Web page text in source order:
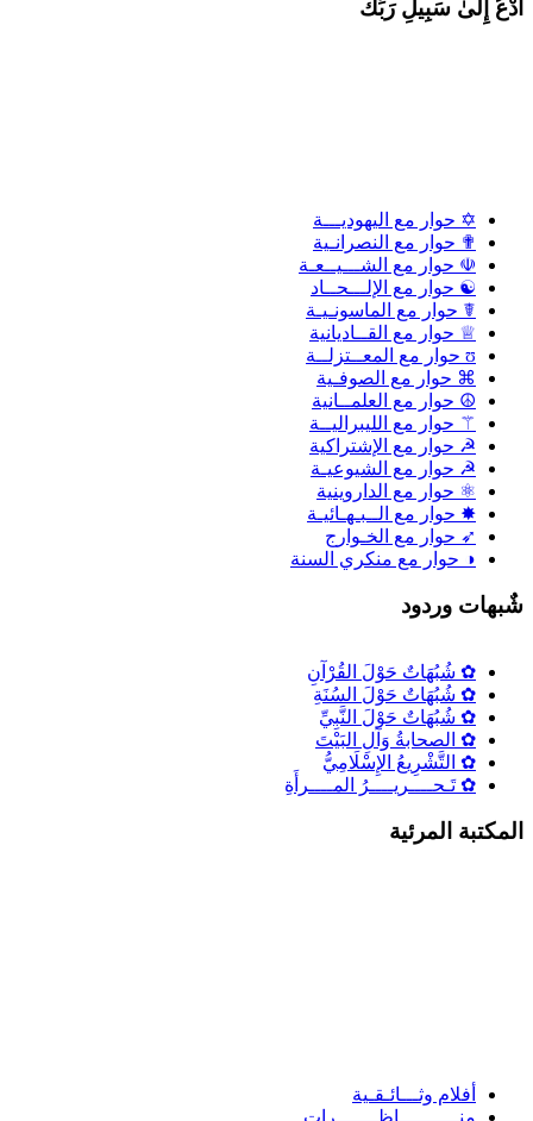
إِلَىٰ سَبِيلِ رَبِّكَ
✡ حوار مع اليهوديـــة
✟ حوار مع النصرانـية
☫ حوار مع الشـــيــعـة
☯ حوار مع الإلـــحــاد
☤ حوار مع الماسونـيـة
♕ حوار مع القــاديانية
ʊ حوار مع المعــتزلــة
⌘ حوار مع الصوفـية
☮ حوار مع العلمــانية
⚚ حوار مع الليبراليــة
☭ حوار مع الإشتراكية
☭ حوار مع الشيوعيـة
⚛ حوار مع الداروينية
✸ حوار مع الــبـهـائيـة
➶ حوار مع الخـوارج
◑ حوار مع منكري السنة
وردود
✿ شُبُهَاتٌ حَوْلَ القُرْآنِ
✿ شُبُهَاتٌ حَوْلَ السُنَةِ
✿ شُبُهَاتٌ حَوْلَ النَّبِيِّ
✿ الصحابةُ وَآلِ البَيْتَ
✿ التَّشْرِيعُ الإِسْلَامِيُّ
✿ تَـحــــريــــرُ المــــرأَةِ
المرئية
أفلام وثـــائـقـية